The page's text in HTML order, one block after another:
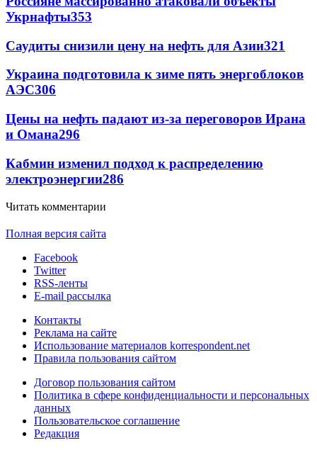
Укрнафты353
Саудиты снизили цену на нефть для Азии321
Украина подготовила к зиме пять энергоблоков
АЭС306
Цены на нефть падают из-за переговоров Ирана
и Омана296
Кабмин изменил подход к распределению
электроэнергии286
Читать комментарии
Полная версия сайта
Facebook
Twitter
RSS-ленты
E-mail рассылка
Контакты
Реклама на сайте
Использование материалов korrespondent.net
Правила пользования сайтом
Договор пользования сайтом
Политика в сфере конфиденциальности и персональных
данных
Пользовательское соглашение
Редакция